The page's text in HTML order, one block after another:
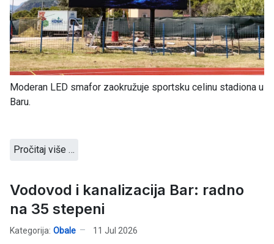
Moderan LED smafor zaokružuje sportsku celinu stadiona u
Baru.
Pročitaj više …
Vodovod i kanalizacija Bar: radno
na 35 stepeni
Kategorija: Obale 11 Jul 2026